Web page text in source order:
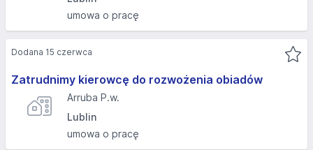
umowa o pracę
Zatrudnimy kierowcę do rozwożenia obiadów
Arruba P.w.
Lublin
umowa o pracę
Dodana 15 czerwca